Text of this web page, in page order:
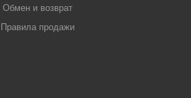
Обмен и возврат
Правила продажи